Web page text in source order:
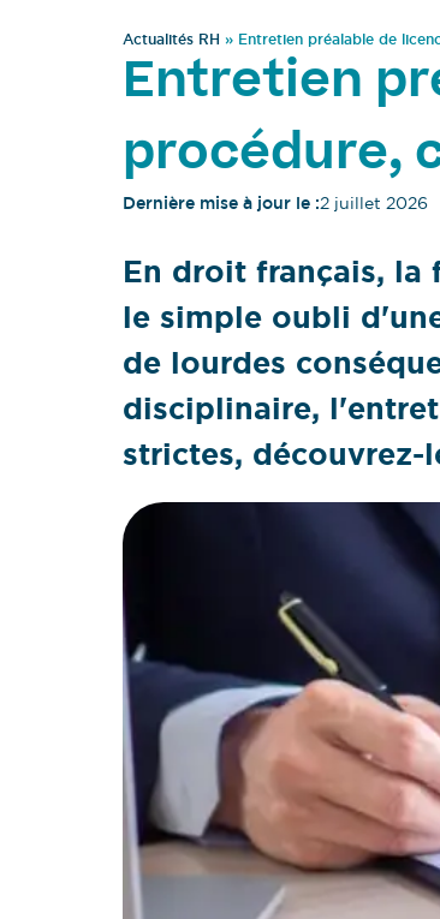
Actualités RH » Entretien préalable de
Entretien
procédure,
Dernière mise à jour le :2 juillet 2026
En droit français,
le simple oubli
de lourdes
disciplinaire,
strictes, découvrez-